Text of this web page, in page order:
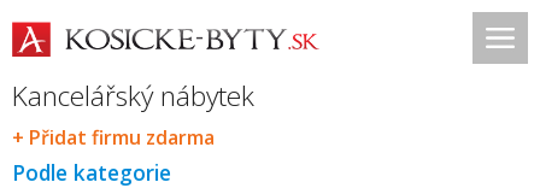
Kancelářský nábytek
+ Přidat firmu zdarma
Podle kategorie